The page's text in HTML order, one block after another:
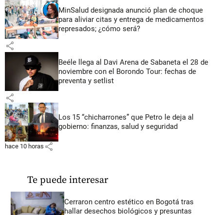
MinSalud designada anunció plan de choque
para aliviar citas y entrega de medicamentos
represados; ¿cómo será?
share
Beéle llega al Davi Arena de Sabaneta el 28 de
noviembre con el Borondo Tour: fechas de
preventa y setlist
share
Los 15 “chicharrones” que Petro le deja al
gobierno: finanzas, salud y seguridad
hace 10 horas share
Te puede interesar
Cerraron centro estético en Bogotá tras
hallar desechos biológicos y presuntas